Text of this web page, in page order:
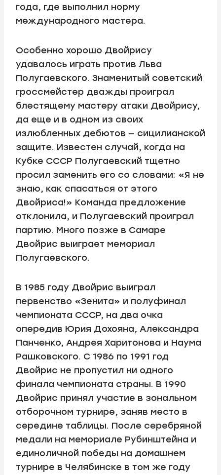
года, где выполнил норму
международного мастера.
Особенно хорошо Двойрису
удавалось играть против Льва
Полугаевского. Знаменитый советский
гроссмейстер дважды проиграл
блестящему мастеру атаки Двойрису,
да еще и в одном из своих
излюбленных дебютов — сицилианской
защите. Известен случай, когда на
Кубке СССР Полугаевский тщетно
просил заменить его со словами: «Я не
знаю, как спасаться от этого
Двойриса!» Команда предложение
отклонила, и Полугаевский проиграл
партию. Много позже в Самаре
Двойрис выиграет мемориал
Полугаевского.
В 1985 году Двойрис выиграл
первенство «Зенита» и полуфинал
чемпионата СССР, на два очка
опередив Юрия Дохояна, Александра
Панченко, Андрея Харитонова и Наума
Рашковского. С 1986 по 1991 год
Двойрис не пропустил ни одного
финала чемпионата страны. В 1990
Двойрис принял участие в зональном
отборочном турнире, заняв место в
середине таблицы. После серебряной
медали на мемориале Рубинштейна и
единоличной победы на домашнем
турнире в Челябинске в том же году